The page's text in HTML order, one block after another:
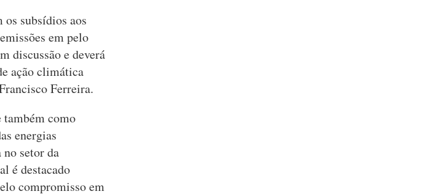
subsídios aos
em pelo
discussão e deverá
ação climática
Ferreira.
também como
energias
setor da
é destacado
compromisso em